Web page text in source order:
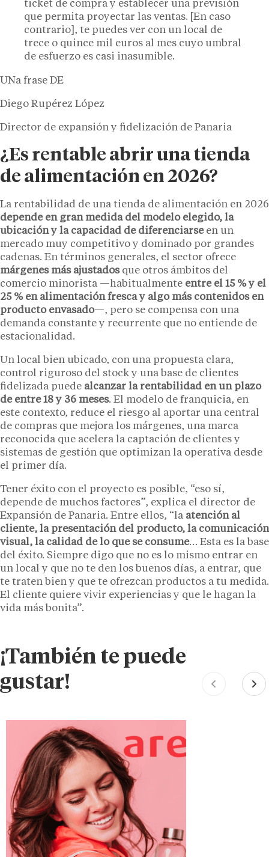
ticket de compra y establecer una previsión
que permita proyectar las ventas. [En caso
contrario], te puedes ver con un local de
trece o quince mil euros al mes cuyo umbral
de esfuerzo es casi inasumible.
UNa frase DE
Diego Rupérez López
Director de expansión y fidelización de Panaria
¿Es rentable abrir una tienda
de alimentación en 2026?
La rentabilidad de una tienda de alimentación en 2026
depende en gran medida del modelo elegido, la
ubicación y la capacidad de diferenciarseen un
mercado muy competitivo y dominado por grandes
cadenas. En términos generales, el sector ofrece
márgenes más ajustadosque otros ámbitos del
comercio minorista —habitualmente entre el 15 % y el
25 % en alimentación fresca y algo más contenidos en
producto envasado—, pero se compensa con una
demanda constante y recurrente que no entiende de
estacionalidad.
Un local bien ubicado, con una propuesta clara,
control riguroso del stock y una base de clientes
fidelizada puede alcanzar la rentabilidad en un plazo
de entre 18 y 36 meses. El modelo de franquicia, en
este contexto, reduce el riesgo al aportar una central
de compras que mejora los márgenes, una marca
reconocida que acelera la captación de clientes y
sistemas de gestión que optimizan la operativa desde
el primer día.
Tener éxito con el proyecto es posible, “eso sí,
depende de muchos factores”, explica el director de
Expansión de Panaria. Entre ellos, “la atención al
cliente, la presentación del producto, la comunicación
visual, la calidad de lo que se consume… Esta es la base
del éxito. Siempre digo que no es lo mismo entrar en
un local y que no te den los buenos días, a entrar, que
te traten bien y que te ofrezcan productos a tu medida.
El cliente quiere vivir experiencias y que le hagan la
vida más bonita”.
¡También te puede
gustar!